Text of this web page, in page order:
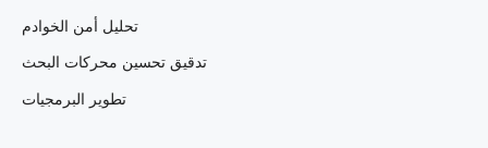
تحليل أمن الخوادم
تدقيق تحسين محركات البحث
تطوير البرمجيات